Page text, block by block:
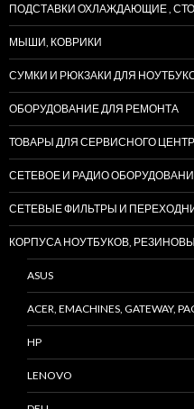
ПОДСТАВКИ ОХЛАЖДАЮЩИЕ ,
МЫШИ, КОВРИКИ
СУМКИ И РЮКЗАКИ ДЛЯ
ОБОРУДОВАНИЕ ДЛЯ РЕМОНТА
ТОВАРЫ ДЛЯ СЕРВИСНОГО
СЕТЕВОЕ И РАДИО
СЕТЕВЫЕ ФИЛЬТРЫ И
КОРПУСА НОУТБУКОВ,
ASUS
ACER, EMACHINES, GATEWAY,
HP
LENOVO